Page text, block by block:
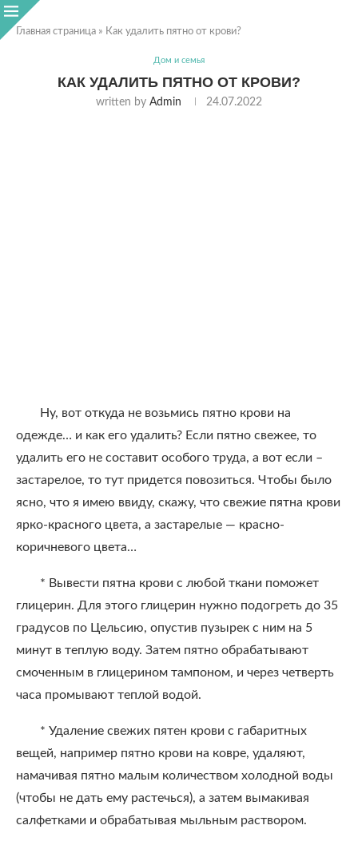
Главная страница » Как удалить пятно от крови?
Дом и семья
КАК УДАЛИТЬ ПЯТНО ОТ КРОВИ?
written by Admin 24.07.2022
Ну, вот откуда не возьмись пятно крови на
одежде… и как его удалить? Если пятно свежее, то
удалить его не составит особого труда, а вот если –
застарелое, то тут придется повозиться. Чтобы было
ясно, что я имею ввиду, скажу, что свежие пятна крови
ярко-красного цвета, а застарелые — красно-
коричневого цвета…
* Вывести пятна крови с любой ткани поможет
глицерин. Для этого глицерин нужно подогреть до 35
градусов по Цельсию, опустив пузырек с ним на 5
минут в теплую воду. Затем пятно обрабатывают
смоченным в глицерином тампоном, и через четверть
часа промывают теплой водой.
* Удаление свежих пятен крови с габаритных
вещей, например пятно крови на ковре, удаляют,
намачивая пятно малым количеством холодной воды
(чтобы не дать ему растечься), а затем вымакивая
салфетками и обрабатывая мыльным раствором.